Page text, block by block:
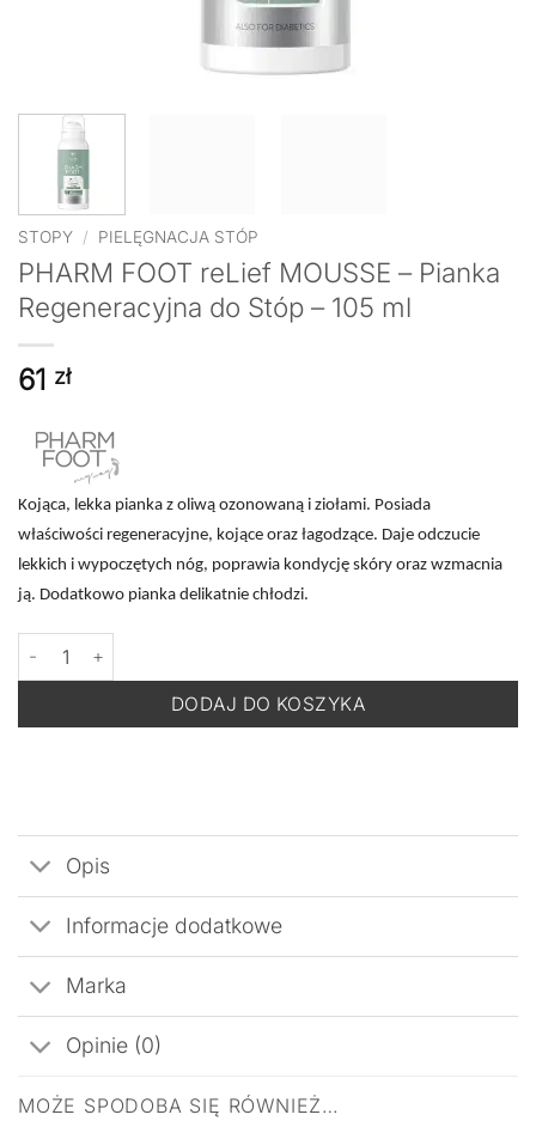
STOPY / PIELĘGNACJA STÓP
PHARM FOOT reLief MOUSSE – Pianka
Regeneracyjna do Stóp – 105 ml
61 zł
Kojąca, lekka pianka z oliwą ozonowaną i ziołami. Posiada
właściwości regeneracyjne, kojące oraz łagodzące. Daje odczucie
lekkich i wypoczętych nóg, poprawia kondycję skóry oraz wzmacnia
ją. Dodatkowo pianka delikatnie chłodzi.
ilość PHARM FOOT reLief MOUSSE - Pianka Regeneracyjna do
DODAJ DO KOSZYKA
Opis
Informacje dodatkowe
Marka
Opinie (0)
MOŻE SPODOBA SIĘ RÓWNIEŻ…